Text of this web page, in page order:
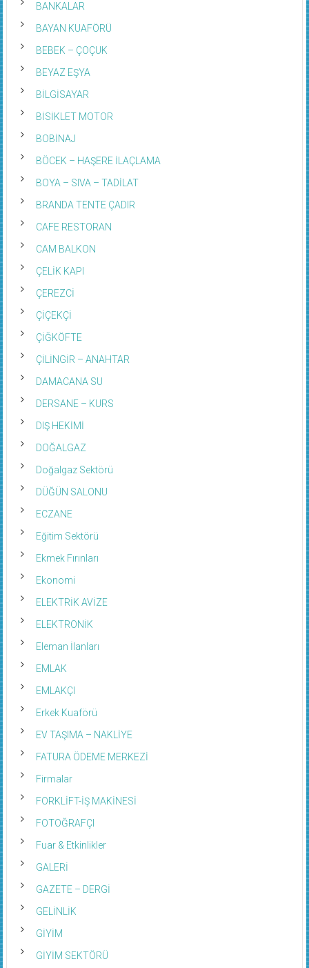
BANKALAR
BAYAN KUAFÖRÜ
BEBEK – ÇOÇUK
BEYAZ EŞYA
BİLGİSAYAR
BİSİKLET MOTOR
BOBİNAJ
BÖCEK – HAŞERE İLAÇLAMA
BOYA – SIVA – TADİLAT
BRANDA TENTE ÇADIR
CAFE RESTORAN
CAM BALKON
ÇELİK KAPI
ÇEREZCİ
ÇİÇEKÇİ
ÇİĞKÖFTE
ÇİLİNGİR – ANAHTAR
DAMACANA SU
DERSANE – KURS
DIŞ HEKİMİ
DOĞALGAZ
Doğalgaz Sektörü
DÜĞÜN SALONU
ECZANE
Eğitim Sektörü
Ekmek Fırınları
Ekonomi
ELEKTRİK AVİZE
ELEKTRONİK
Eleman İlanları
EMLAK
EMLAKÇI
Erkek Kuaförü
EV TAŞIMA – NAKLİYE
FATURA ÖDEME MERKEZİ
Firmalar
FORKLİFT-İŞ MAKİNESİ
FOTOĞRAFÇI
Fuar & Etkinlikler
GALERİ
GAZETE – DERGİ
GELİNLİK
GİYİM
GİYİM SEKTÖRÜ